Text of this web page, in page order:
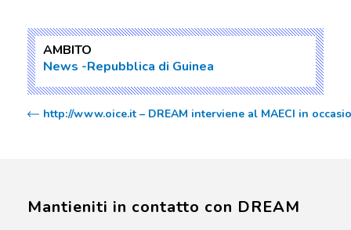
AMBITO
News Repubblica di Guinea
http://www.oice.it – DREAM interviene al MAECI in
Mantieniti in contatto con DREAM